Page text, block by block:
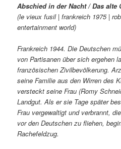
Abschied in der Nacht / Das alte
(le vieux fusil | frankreich 1975 |
entertainment world)
Frankreich 1944. Die Deutschen
von Partisanen über sich ergehen
französischen Zivilbevölkerung.
seine Familie aus den Wirren des
versteckt seine Frau (Romy
Landgut. Als er sie Tage später
Frau vergewaltigt und verbrannt,
vor den Deutschen zu fliehen,
Rachefeldzug.